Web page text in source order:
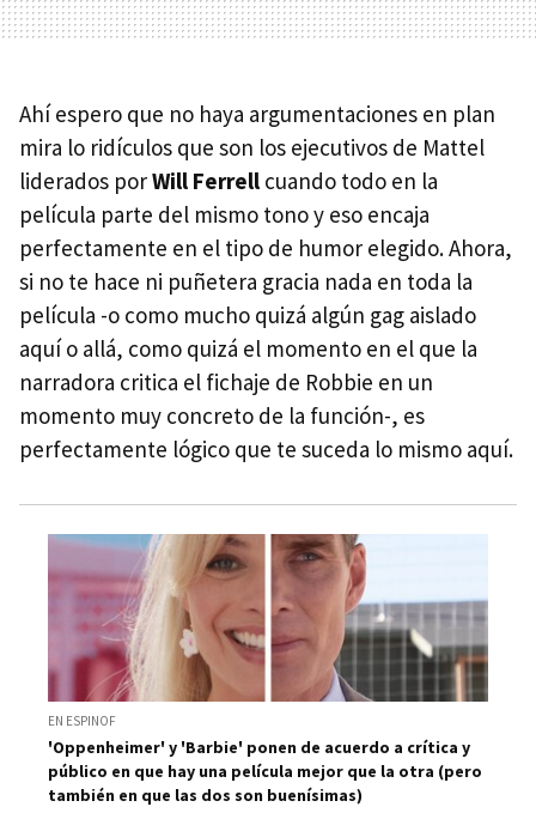
Ahí espero que no haya argumentaciones en plan
mira lo ridículos que son los ejecutivos de Mattel
liderados porWill Ferrell cuando todo en la
película parte del mismo tono y eso encaja
perfectamente en el tipo de humor elegido. Ahora,
si no te hace ni puñetera gracia nada en toda la
película -o como mucho quizá algún gag aislado
aquí o allá, como quizá el momento en el que la
narradora critica el fichaje de Robbie en un
momento muy concreto de la función-, es
perfectamente lógico que te suceda lo mismo aquí.
EN ESPINOF
'Oppenheimer' y 'Barbie' ponen de acuerdo a crítica y
público en que hay una película mejor que la otra (pero
también en que las dos son buenísimas)